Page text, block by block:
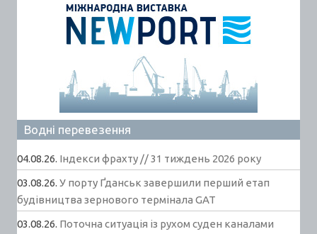
Водні перевезення
04.08.26. Індекси фрахту // 31 тиждень 2026 року
03.08.26. У порту Ґданськ завершили перший етап
будівництва зернового термінала GAT
03.08.26. Поточна ситуація із рухом суден каналами